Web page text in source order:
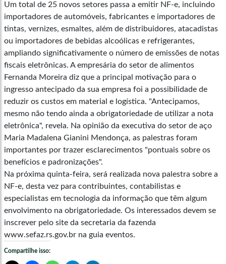
Um total de 25 novos setores passa a emitir NF-e, incluindo
importadores de automóveis, fabricantes e importadores de
tintas, vernizes, esmaltes, além de distribuidores, atacadistas
ou importadores de bebidas alcoólicas e refrigerantes,
ampliando significativamente o número de emissões de notas
fiscais eletrônicas. A empresária do setor de alimentos
Fernanda Moreira diz que a principal motivação para o
ingresso antecipado da sua empresa foi a possibilidade de
reduzir os custos em material e logística. "Antecipamos,
mesmo não tendo ainda a obrigatoriedade de utilizar a nota
eletrônica", revela. Na opinião da executiva do setor de aço
Maria Madalena Gianini Mendonça, as palestras foram
importantes por trazer esclarecimentos "pontuais sobre os
benefícios e padronizações".
Na próxima quinta-feira, será realizada nova palestra sobre a
NF-e, desta vez para contribuintes, contabilistas e
especialistas em tecnologia da informação que têm algum
envolvimento na obrigatoriedade. Os interessados devem se
inscrever pelo site da secretaria da fazenda
www.sefaz.rs.gov.br na guia eventos.
Compartilhe isso: